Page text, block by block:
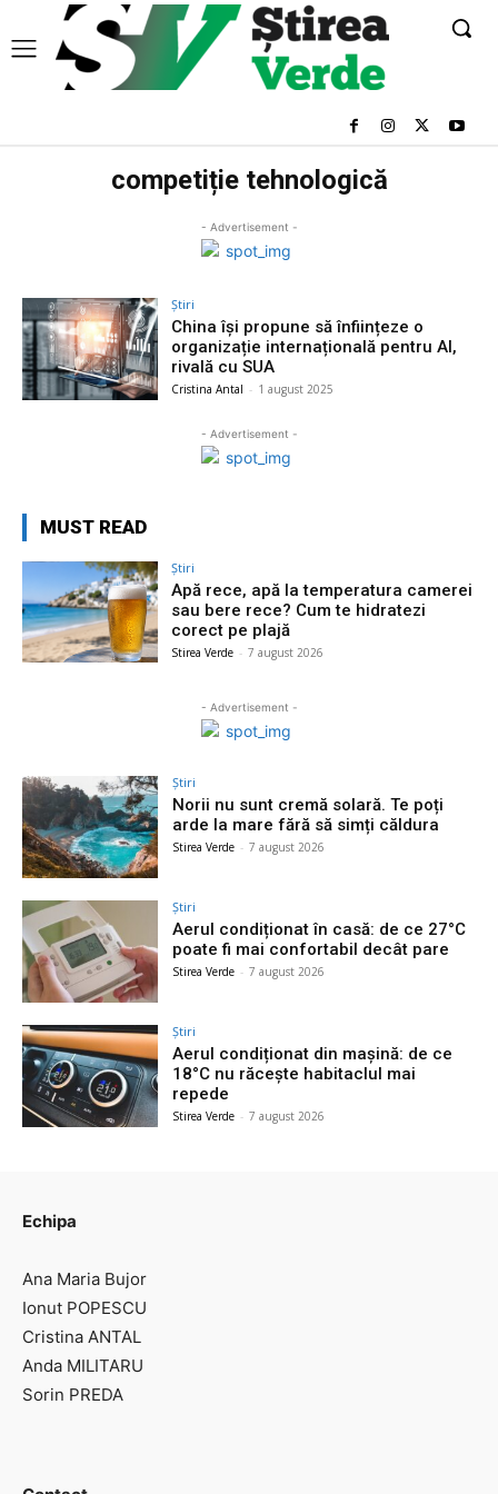
competiție tehnologică
- Advertisement -
Știri
China își propune să înființeze o
organizație internațională pentru AI,
rivală cu SUA
Cristina Antal - 1 august 2025
- Advertisement -
MUST READ
Știri
Apă rece, apă la temperatura camerei
sau bere rece? Cum te hidratezi
corect pe plajă
Stirea Verde - 7 august 2026
- Advertisement -
Știri
Norii nu sunt cremă solară. Te poți
arde la mare fără să simți căldura
Stirea Verde - 7 august 2026
Știri
Aerul condiționat în casă: de ce 27°C
poate fi mai confortabil decât pare
Stirea Verde - 7 august 2026
Știri
Aerul condiționat din mașină: de ce
18°C nu răcește habitaclul mai
repede
Stirea Verde - 7 august 2026
Echipa
Ana Maria Bujor
Ionut POPESCU
Cristina ANTAL
Anda MILITARU
Sorin PREDA